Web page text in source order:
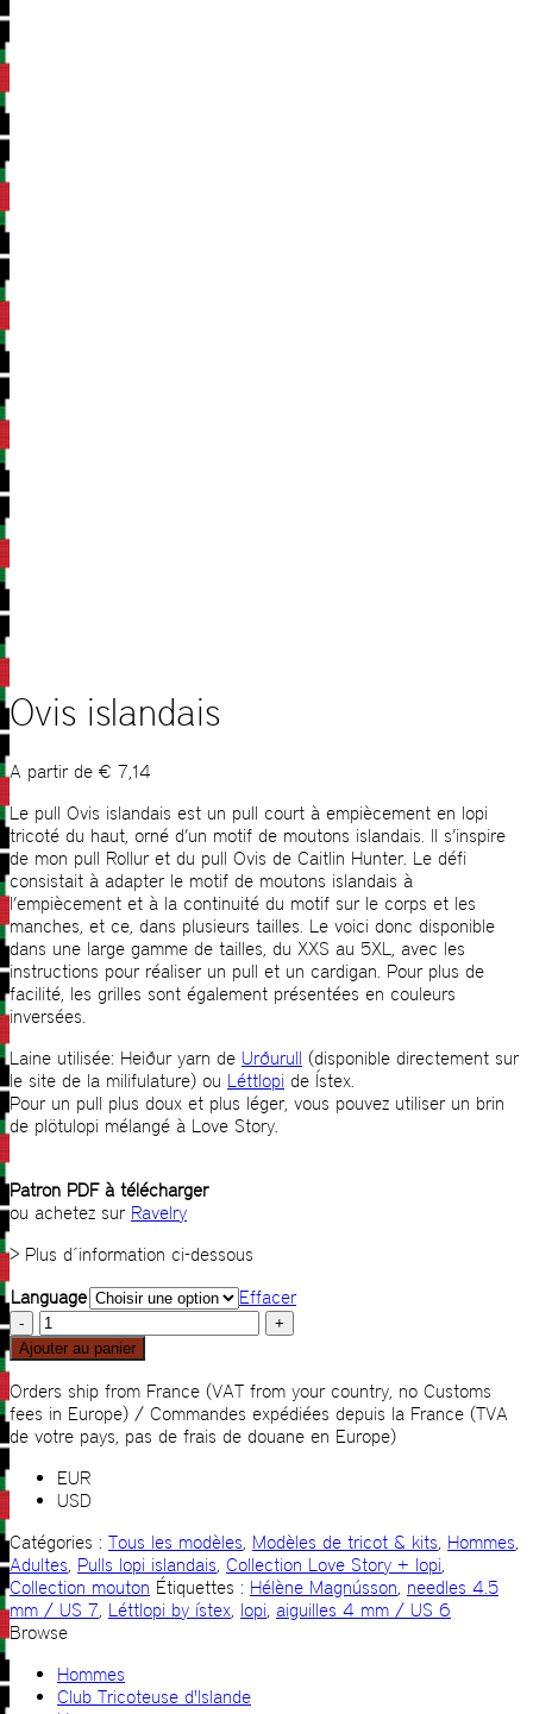
Ovis islandais
A partir de € 7,14
Le pull Ovis islandais est un pull court à empiècement en lopi
tricoté du haut, orné d’un motif de moutons islandais. Il s’inspire
de mon pull Rollur et du pull Ovis de Caitlin Hunter. Le défi
consistait à adapter le motif de moutons islandais à
l’empiècement et à la continuité du motif sur le corps et les
manches, et ce, dans plusieurs tailles. Le voici donc disponible
dans une large gamme de tailles, du XXS au 5XL, avec les
instructions pour réaliser un pull et un cardigan. Pour plus de
facilité, les grilles sont également présentées en couleurs
inversées.
Laine utilisée: Heiður yarn de Urðurull (disponible directement sur
le site de la milifulature) ou Léttlopi de Ístex.
Pour un pull plus doux et plus léger, vous pouvez utiliser un brin
de plötulopi mélangé à Love Story.
Patron PDF à télécharger
ou achetez sur Ravelry
> Plus d´information ci-dessous
Language
Effacer
quantité
de
Ovis
islandais
Ajouter au panier
Orders ship from France (VAT from your country, no Customs
fees in Europe) / Commandes expédiées depuis la France (TVA
de votre pays, pas de frais de douane en Europe)
EUR
USD
Catégories : Tous les modèles, Modèles de tricot & kits, Hommes,
Adultes, Pulls lopi islandais, Collection Love Story + lopi,
Collection mouton Étiquettes : Hélène Magnússon, needles 4.5
mm / US 7, Léttlopi by ístex, lopi, aiguilles 4 mm / US 6
Browse
Hommes
Club Tricoteuse d'Islande